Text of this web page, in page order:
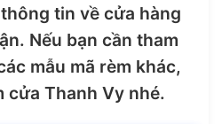
tin về cửa hàng
Nếu bạn cần tham
mẫu mã rèm khác,
cửa Thanh Vy nhé.